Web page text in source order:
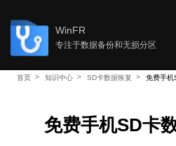
WinFR
专注于数据备份和无损分区
首页 知识中心 SD卡数据恢复 免费手机
免费手机SD卡